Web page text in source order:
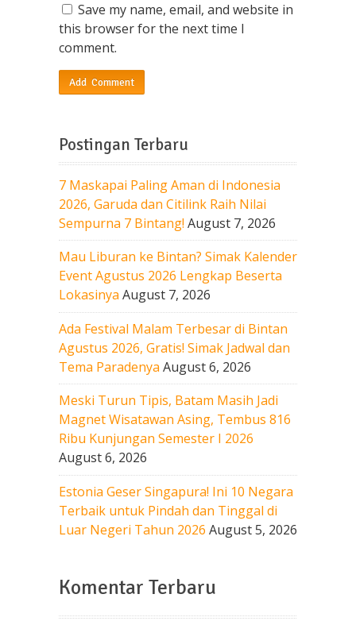
Save my name, email, and website in
this browser for the next time I
comment.
Postingan Terbaru
7 Maskapai Paling Aman di Indonesia
2026, Garuda dan Citilink Raih Nilai
Sempurna 7 Bintang! August 7, 2026
Mau Liburan ke Bintan? Simak Kalender
Event Agustus 2026 Lengkap Beserta
Lokasinya August 7, 2026
Ada Festival Malam Terbesar di Bintan
Agustus 2026, Gratis! Simak Jadwal dan
Tema Paradenya August 6, 2026
Meski Turun Tipis, Batam Masih Jadi
Magnet Wisatawan Asing, Tembus 816
Ribu Kunjungan Semester I 2026
August 6, 2026
Estonia Geser Singapura! Ini 10 Negara
Terbaik untuk Pindah dan Tinggal di
Luar Negeri Tahun 2026 August 5, 2026
Komentar Terbaru